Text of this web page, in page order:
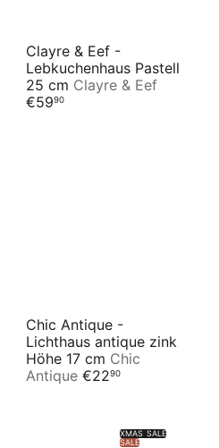
Clayre & Eef -
Lebkuchenhaus Pastell
25 cm Clayre & Eef
€5990
Chic Antique -
Lichthaus antique zink
Höhe 17 cm Chic
Antique €2290
XMAS SALE
SALE